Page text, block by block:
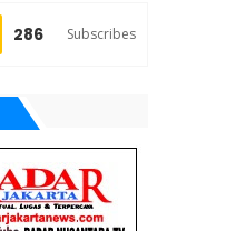
286 Subscribes